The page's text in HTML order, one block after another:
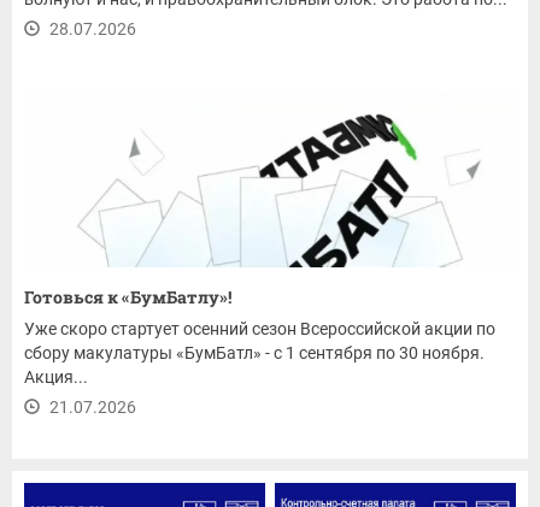
28.07.2026
Готовься к «БумБатлу»!
Уже скоро стартует осенний сезон Всероссийской акции по
сбору макулатуры «БумБатл» - с 1 сентября по 30 ноября.
Акция...
21.07.2026